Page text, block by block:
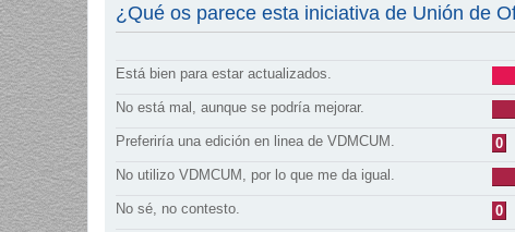
¿Qué os parece esta iniciativa de Unión de
Está bien para estar actualizados.
No está mal, aunque se podría mejorar.
Preferiría una edición en linea de VDMCUM. 0
No utilizo VDMCUM, por lo que me da igual.
No sé, no contesto. 0